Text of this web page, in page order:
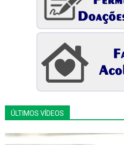
ÚLTIMOS VÍDEOS